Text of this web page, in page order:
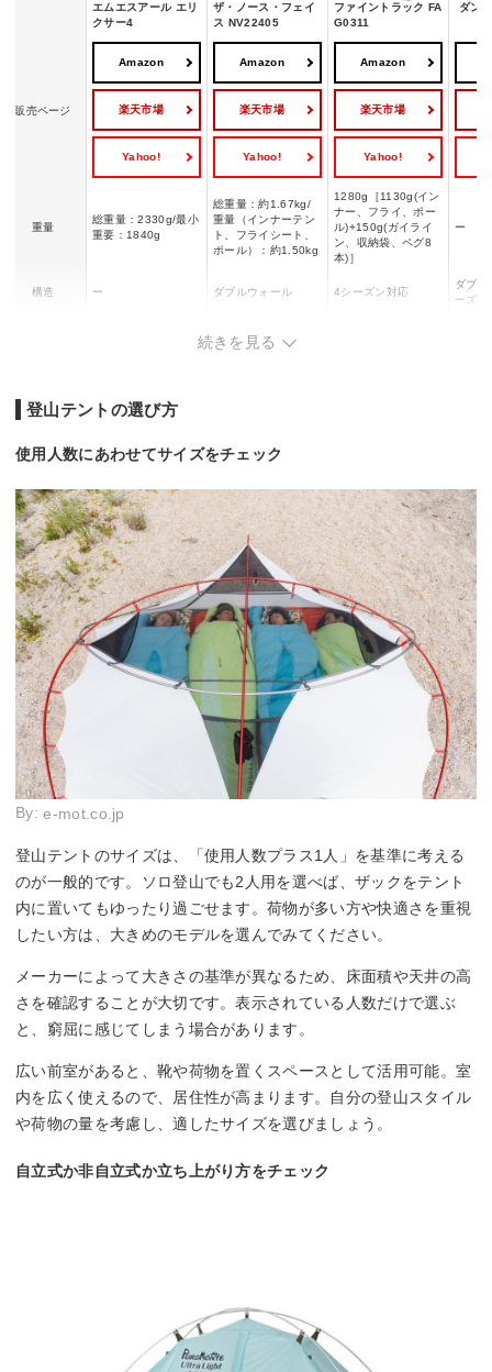
エムエスアール エリ
クサー4
ザ・ノース・フェイ
ス NV22405
ファイントラック FA
G0311
ダン
販売ページ
Amazon
楽天市場
Yahoo!
Amazon
楽天市場
Yahoo!
Amazon
楽天市場
Yahoo!
重量
総重量：2330g/最小
重要：1840g
総重量：約1.67kg/
重量（インナーテン
ト、フライシート、
ポール）：約1.50kg
1280g［1130g(イン
ナー、フライ、ポー
ル)+150g(ガイライ
ン、収納袋、ペグ8
本)］
ー
構造 ー ダブルウォール 4シーズン対応
ダブル
ーズン
ルデザイン
続きを見る
登山テントの選び方
使用人数にあわせてサイズをチェック
By:e-mot.co.jp
登山テントのサイズは、「使用人数プラス1人」を基準に考える
のが一般的です。ソロ登山でも2人用を選べば、ザックをテント
内に置いてもゆったり過ごせます。荷物が多い方や快適さを重視
したい方は、大きめのモデルを選んでみてください。
メーカーによって大きさの基準が異なるため、床面積や天井の高
さを確認することが大切です。表示されている人数だけで選ぶ
と、窮屈に感じてしまう場合があります。
広い前室があると、靴や荷物を置くスペースとして活用可能。室
内を広く使えるので、居住性が高まります。自分の登山スタイル
や荷物の量を考慮し、適したサイズを選びましょう。
自立式か非自立式か立ち上がり方をチェック